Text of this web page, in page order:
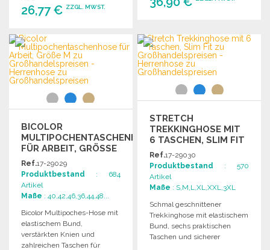
26,77 € ZZGL. MWST.
Angebot anfordern
Angebot anfordern
BICOLOR
MULTIPOCHENTASCHENHOSE
FÜR ARBEIT, GRÖSSE M
ZU G
ROSSHANDELSPREISEN
Ref.17-29029
Produktbestand : 684
Artikel
Maße : 40,42,46,36,44,48...
Bicolor Multipoches-Hose mit
elastischem Bund,
verstärkten Knien und
zahlreichen Taschen für
STRETCH
TREKKINGHOSE MIT
6 TASCHEN, SLIM FIT
ZU
GROSSHANDELSPREISEN
Ref.17-29030
Produktbestand : 570
Artikel
Maße : S,M,L,XL,XXL,3XL
Schmal geschnittener
Trekkinghose mit elastischem
Bund, sechs praktischen
Taschen und sicherer